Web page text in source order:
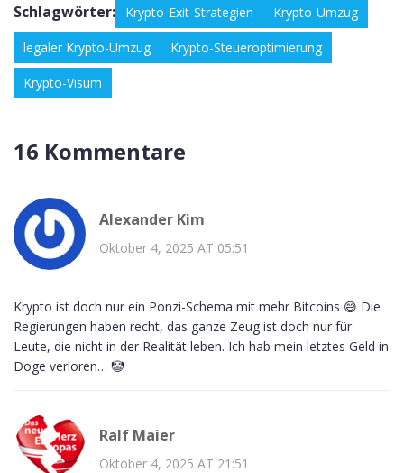
Schlagwörter: Krypto-Exit-Strategien Krypto-Umzug
legaler Krypto-Umzug Krypto-Steueroptimierung
Krypto-Visum
16 Kommentare
Alexander Kim
Oktober 4, 2025 AT 05:51
Krypto ist doch nur ein Ponzi-Schema mit mehr Bitcoins 😅 Die
Regierungen haben recht, das ganze Zeug ist doch nur für
Leute, die nicht in der Realität leben. Ich hab mein letztes Geld in
Doge verloren… 🤡
Ralf Maier
Oktober 4, 2025 AT 21:51